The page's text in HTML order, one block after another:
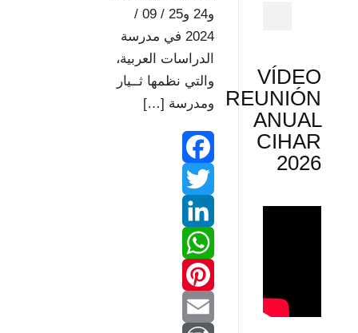
و24 و25 / 09 /
2024 في مدرسة
الدراسات العربية،
والتي نظمها ثــيار
ومدرسة […]
F
a
c
e
b
T
w
L
n
W
h
P
VÍDEO
REUNIÓN
ANUAL
CIHAR
2026